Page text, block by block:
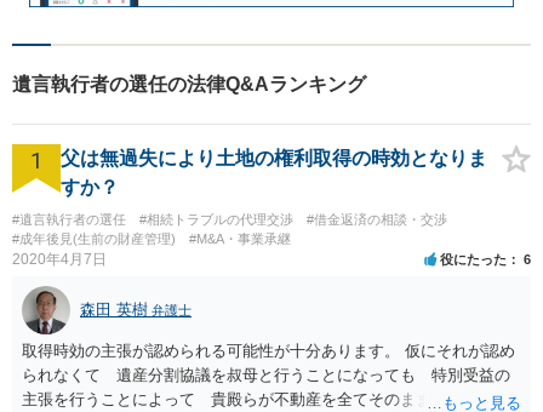
遺言執行者の選任の法律Q&Aランキング
1
父は無過失により土地の権利取得の時効となりま
すか？
#遺言執行者の選任 #相続トラブルの代理交渉
#借金返済の相談・交渉
#成年後見(生前の財産管理)
#M&A・事業承継
2020年4月7日 役にたった 6
森田 英樹 弁護士
取得時効の主張が認められる可能性が十分あります。 仮にそれが認め
られなくて 遺産分割協議を叔母と行うことになっても 特別受益の
主張を行うことによって 貴殿らが不動産を全てそのまま取得できる